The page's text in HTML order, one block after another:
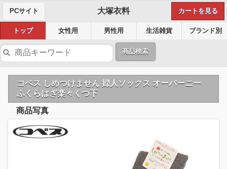
PCサイト 大塚衣料 カートを見る
トップ 女性用 男性用 生活雑貨 ブランド別
商品検索
コベス しめつけません 婦人ソックス オーバーニー
ふくらはぎ楽々くつ下
商品写真